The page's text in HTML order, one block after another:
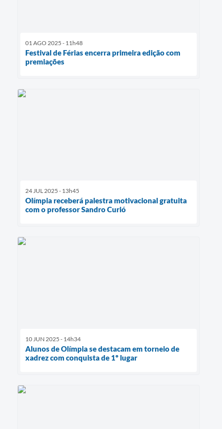
01 AGO 2025 - 11h48
Festival de Férias encerra primeira edição com
premiações
24 JUL 2025 - 13h45
Olímpia receberá palestra motivacional gratuita
com o professor Sandro Curió
10 JUN 2025 - 14h34
Alunos de Olímpia se destacam em torneio de
xadrez com conquista de 1º lugar